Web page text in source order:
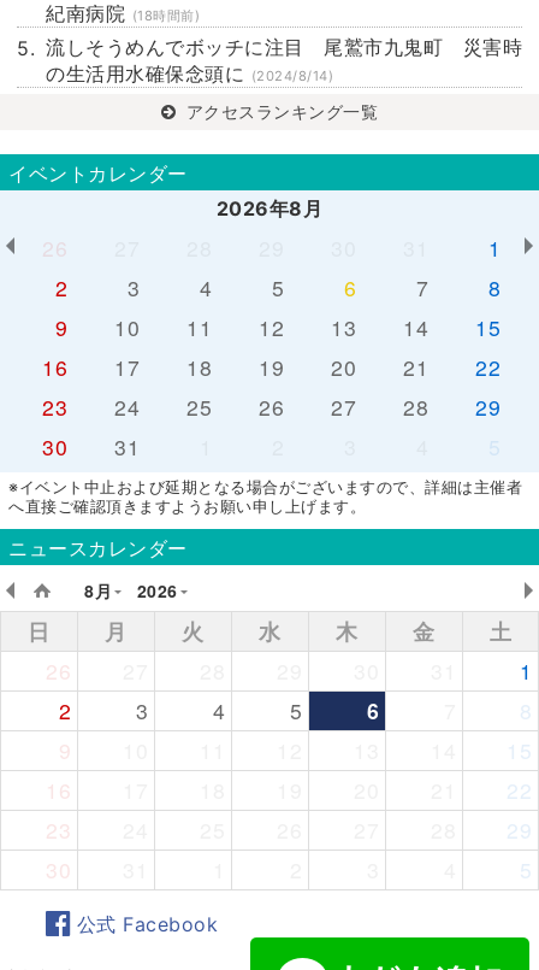
紀南病院 (18時間前)
流しそうめんでボッチに注目 尾鷲市九鬼町 災害時
の生活用水確保念頭に (2024/8/14)
アクセスランキング一覧
イベントカレンダー
2026年8月
26
1
2
3 4 5 6 7
8
9
10 11 12 13 14
15
16
17 18 19 20 21
22
23
24 25 26 27 28
29
30
31 5
※イベント中止および延期となる場合がございますので、詳細は主催者
へ直接ご確認頂きますようお願い申し上げます。
ニュースカレンダー
8月
2026
日 月 火 水 木 金
土
26
1
2
3 4 5 6
8
9
15
16
22
23
29
30
5
公式 Facebook